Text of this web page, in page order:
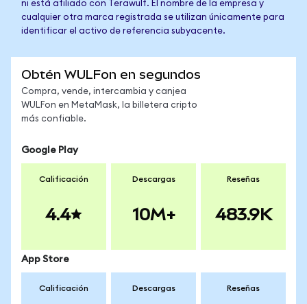
ni está afiliado con Terawulf. El nombre de la empresa y
cualquier otra marca registrada se utilizan únicamente para
identificar el activo de referencia subyacente.
Obtén WULFon en segundos
Compra, vende, intercambia y canjea
WULFon en MetaMask, la billetera cripto
más confiable.
Google Play
Calificación
4.4
Descargas
10M+
Reseñas
483.9K
App Store
Calificación Descargas Reseñas